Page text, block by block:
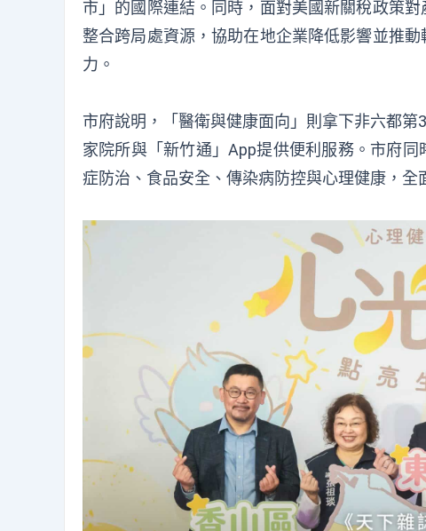
市」的國際連結。同時，面對美國新關稅政策
整合跨局處資源，協助在地企業降低影響並推
力。
市府說明，「醫衛與健康面向」則拿下非六都
家院所與「新竹通」App提供便利服務。市府
症防治、食品安全、傳染病防控與心理健康，全